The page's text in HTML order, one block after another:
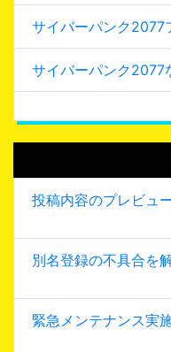
サイバーパンク2077
サイバーパンク2077
投稿内容のプレビュ
別名登録の不具合を